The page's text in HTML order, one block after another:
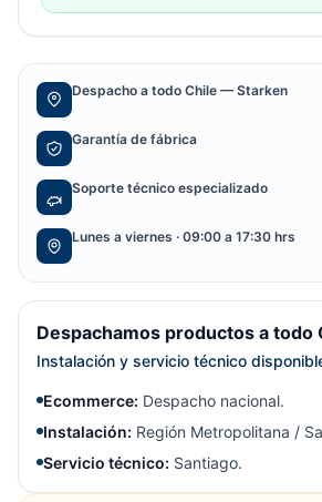
Despacho a todo Chile — Starken
Garantía de fábrica
Soporte técnico especializado
Lunes a viernes · 09:00 a 17:30 hrs
Despachamos productos a todo
Instalación y servicio técnico
Ecommerce: Despacho nacional.
Instalación: Región Metropolitana /
Servicio técnico: Santiago.